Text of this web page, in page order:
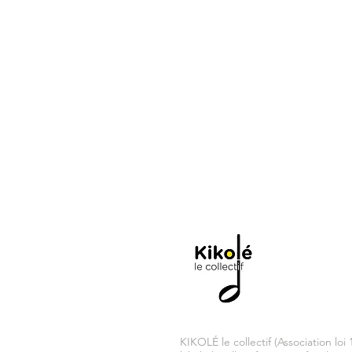
KIKOLÉ le collectif (Association loi